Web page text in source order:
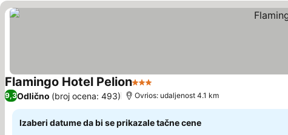
Flamingo Hotel Pelion3 Zvezdice
9,3Odlično (broj ocena: 493) Ovrios: udaljenost 4.1 km
Izaberi datume da bi se prikazale tačne cene